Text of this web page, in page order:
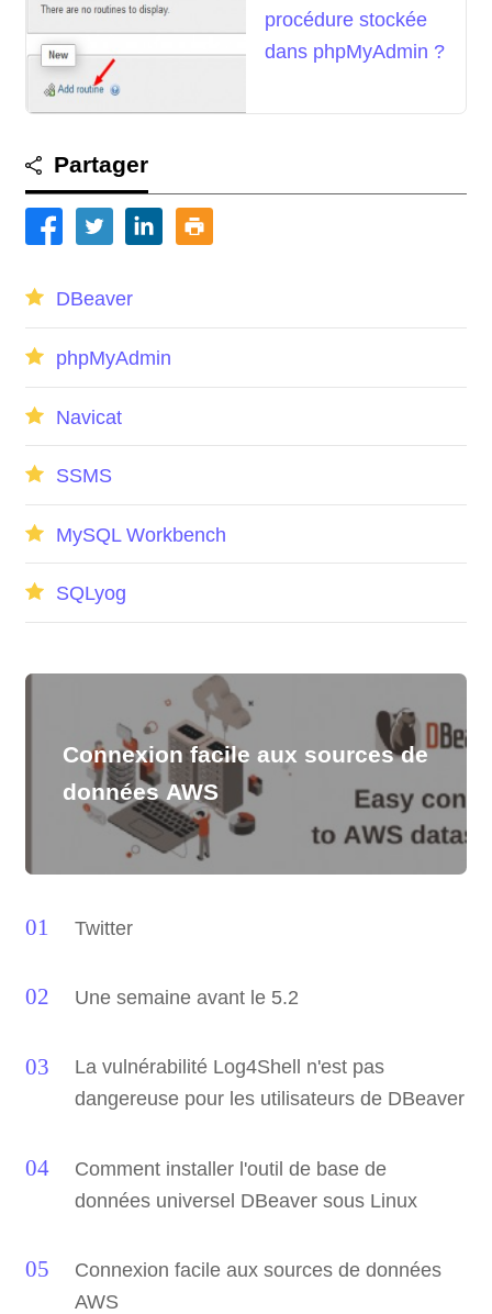
procédure stockée
dans phpMyAdmin ?
Partager
DBeaver
phpMyAdmin
Navicat
SSMS
MySQL Workbench
SQLyog
Connexion facile aux sources de
données AWS
Twitter
Une semaine avant le 5.2
La vulnérabilité Log4Shell n'est pas
dangereuse pour les utilisateurs de DBeaver
Comment installer l'outil de base de
données universel DBeaver sous Linux
Connexion facile aux sources de données
AWS